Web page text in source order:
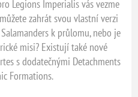
Legions Imperialis vás vezme
zahrát svou vlastní verzi
k průlomu, nebo je
misi? Existují také nové
s dodatečnými Detachments
Formations.